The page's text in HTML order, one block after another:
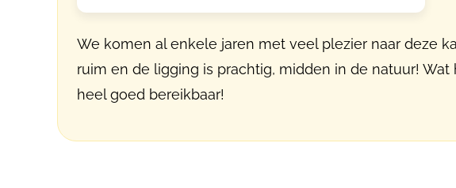
We komen al enkele jaren met veel plezier naar deze
ruim en de ligging is prachtig, midden in de natuur!
heel goed bereikbaar!